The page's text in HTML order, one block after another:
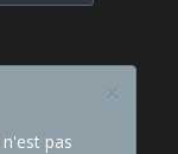
×
n'est pas